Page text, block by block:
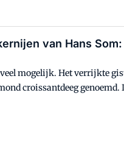
van Hans
veel mogelijk. Het verrijkte
croissantdeeg